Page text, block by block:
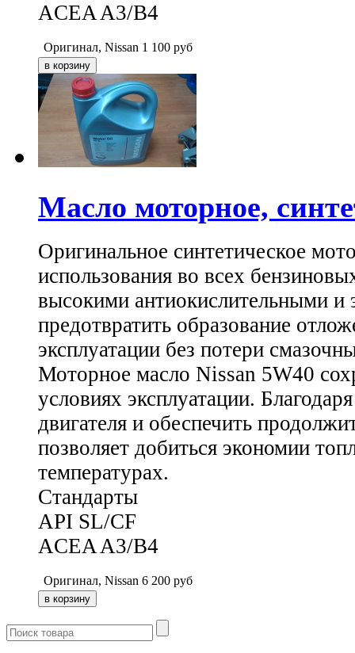
ACEA A3/B4
Оригинал, Nissan 1 100 руб
Масло моторное,
Оригинальное синтетическое
использования во всех
высокими антиокислительными и
предотвратить образование
эксплуатации без потери
Моторное масло Nissan 5W40
условиях эксплуатации.
двигателя и обеспечить
позволяет добиться экономии
температурах.
Стандарты
API SL/CF
ACEA A3/B4
Оригинал, Nissan 6 200 руб